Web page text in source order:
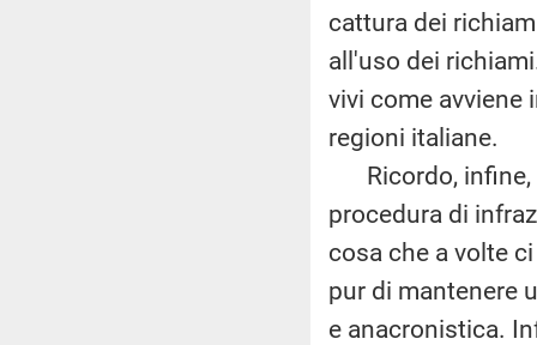
cattura dei
all'uso dei
vivi come avviene
regioni italiane.
Ricordo, infine,
procedura di
cosa che a volte
pur di mantenere
e anacronistica.